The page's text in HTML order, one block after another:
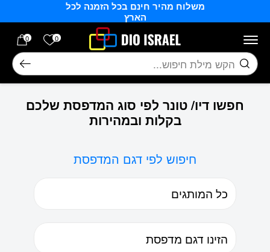
משלוח מהיר חינם בכל הזמנה לכל
הארץ
0 הרשימה
0
חיפוש
חפשו דיו/ טונר לפי סוג המדפסת שלכם
בקלות ובמהירות
חיפוש לפי דגם המדפסת